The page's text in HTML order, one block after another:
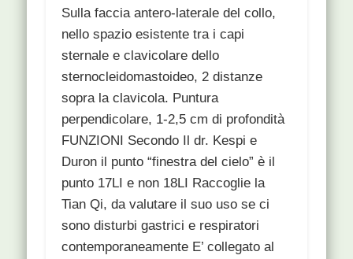
Sulla faccia antero-laterale del collo,
nello spazio esistente tra i capi
sternale e clavicolare dello
sternocleidomastoideo, 2 distanze
sopra la clavicola. Puntura
perpendicolare, 1-2,5 cm di profondità
FUNZIONI Secondo Il dr. Kespi e
Duron il punto “finestra del cielo” è il
punto 17LI e non 18LI Raccoglie la
Tian Qi, da valutare il suo uso se ci
sono disturbi gastrici e respiratori
contemporaneamente E’ collegato al